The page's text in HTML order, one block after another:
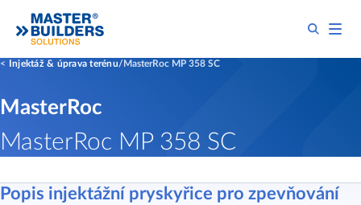
Injektáž & úprava terénu MasterRoc MP 358 SC
MasterRoc
MasterRoc MP 358 SC
Popis injektážní pryskyřice pro zpevňování